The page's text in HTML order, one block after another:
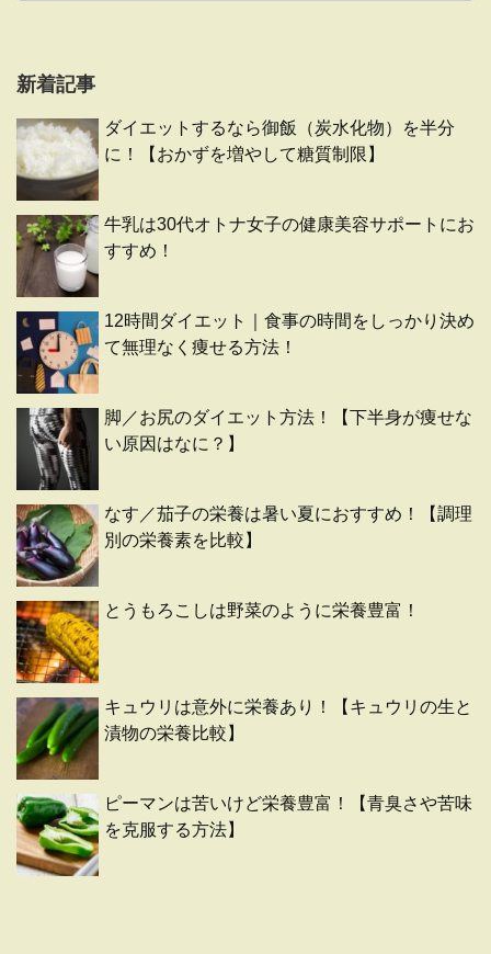
新着記事
ダイエットするなら御飯（炭水化物）を半分
に！【おかずを増やして糖質制限】
牛乳は30代オトナ女子の健康美容サポートにお
すすめ！
12時間ダイエット｜食事の時間をしっかり決め
て無理なく痩せる方法！
脚／お尻のダイエット方法！【下半身が痩せな
い原因はなに？】
なす／茄子の栄養は暑い夏におすすめ！【調理
別の栄養素を比較】
とうもろこしは野菜のように栄養豊富！
キュウリは意外に栄養あり！【キュウリの生と
漬物の栄養比較】
ピーマンは苦いけど栄養豊富！【青臭さや苦味
を克服する方法】